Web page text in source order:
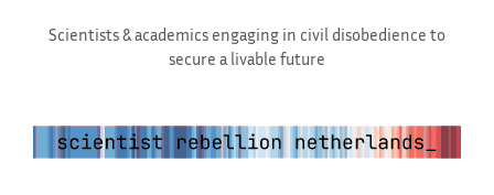
Scientists & academics engaging in civil disobedience to
secure a livable future